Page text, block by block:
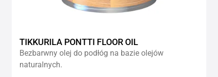
TIKKURILA PONTTI FLOOR OIL
Bezbarwny olej do podłóg na bazie olejów
naturalnych.